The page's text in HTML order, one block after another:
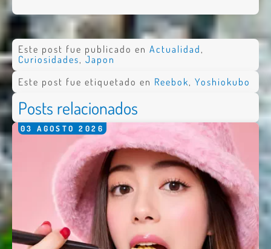
Este post fue publicado en Actualidad,
Curiosidades, Japon
Este post fue etiquetado en Reebok, Yoshiokubo
Posts relacionados
03 AGOSTO 2026